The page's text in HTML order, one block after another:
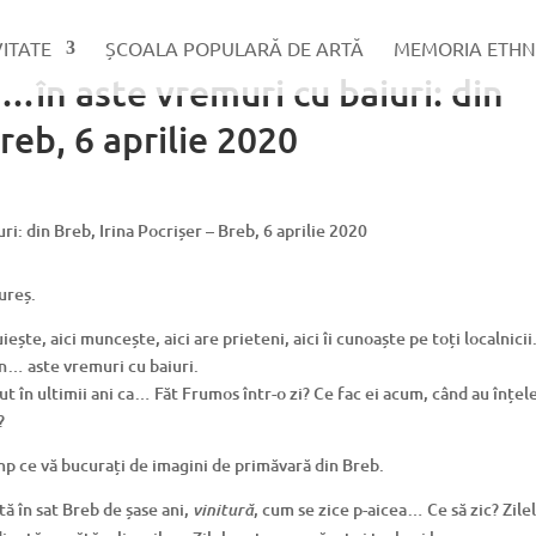
ȘCOALA POPULARĂ DE ARTĂ MEMORIA
aste vremuri cu baiuri: din
6 aprilie 2020
aici muncește, aici are prieteni, aici îi cunoaște pe toți
aste vremuri cu baiuri.
în ultimii ani ca… Făt Frumos într-o zi? Ce fac ei acum, când au
ce vă bucurați de imagini de primăvară din Breb.
în sat Breb de șase ani, vinitură, cum se zice p-aicea… Ce să zic?